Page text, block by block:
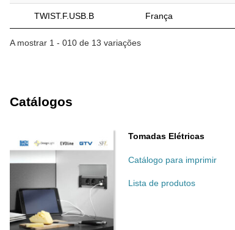
TWIST.F.USB.B França
A mostrar 1 - 010 de 13 variações
Catálogos
Tomadas Elétricas
Catálogo para imprimir
Lista de produtos